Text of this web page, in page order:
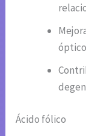
Ácido fólico